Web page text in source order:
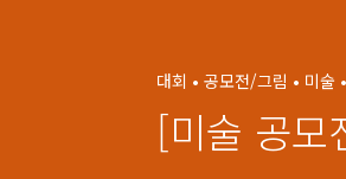
대회 • 공모전/그림 • 미술
[미술 공모